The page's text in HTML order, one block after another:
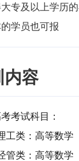
专及以上学历
学员也可报
内容
考试科目：
工类：高等数
管类：高等数